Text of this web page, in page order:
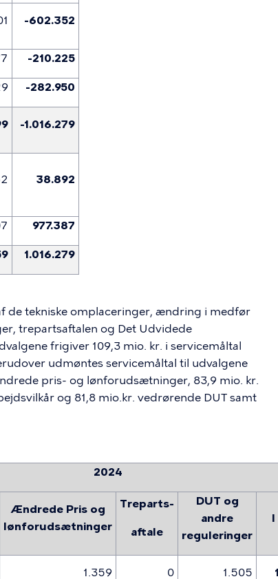
-602.352
-210.225
-282.950
-1.016.279
38.892
977.387
1.016.279
de tekniske omplaceringer, ændring i medfør
trepartsaftalen og Det Udvidede
frigiver 109,3 mio. kr. i servicemåltal
udmøntes servicemåltal til udvalgene
pris- og lønforudsætninger, 83,9 mio. kr.
og 81,8 mio.kr. vedrørende DUT samt
2024
Ændrede Pris og
lønforudsætninger
Treparts-
aftale
DUT og
andre
reguleringer
I
1.359 0 1.505